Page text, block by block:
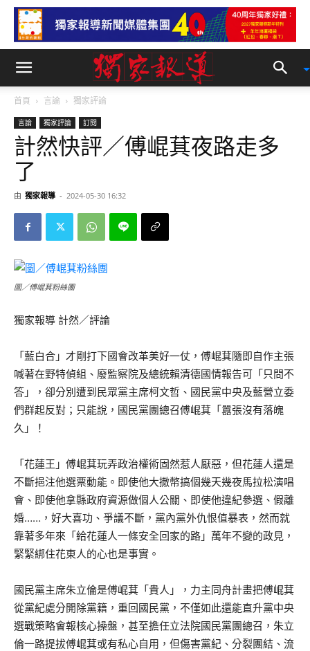
首頁 言論 獨家評論
言論 獨家評論 訂閱
計然快評／傅崐萁夜路走多
了
由 獨家報導 - 2024-05-30 16:32
圖／傅崐萁粉絲團
獨家報導 計然／評論
「藍白合」才剛打下國會改革美好一仗，傅崐萁隨即自作主張
喊著在野特偵組、廢監察院及總統賴清德國情報告可「只問不
答」，卻分別遭到民眾黨主席柯文哲、國民黨中央及藍營立委
們群起反對；只能說，國民黨團總召傅崐萁「囂張沒有落魄
久」！
「花蓮王」傅崐萁玩弄政治權術固然惹人厭惡，但花蓮人還是
不斷挹注他選票動能。即使他大撒幣搞個幾天幾夜馬拉松演唱
會、即使他拿縣政府資源做個人公關、即使他違紀參選、假離
婚……，好大喜功、爭議不斷，黨內黨外仇恨值暴表，然而就
靠著多年來「給花蓮人一條安全回家的路」萬年不變的政見，
緊緊綁住花東人的心也是事實。
國民黨主席朱立倫是傅崐萁「貴人」，力主同舟計畫把傅崐萁
從黨紀處分開除黨籍，重回國民黨，不僅如此還能直升黨中央
選戰策略會報核心操盤，甚至擔任立法院國民黨團總召，朱立
倫一路提拔傅崐萁或有私心自用，但傷害黨紀、分裂團結、流